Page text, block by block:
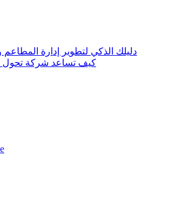
دليلك الذكي لتطوير إدارة
كيف تساعد شركة تحول